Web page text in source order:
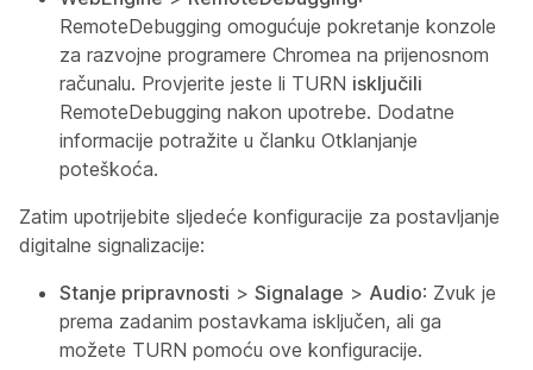
RemoteDebugging omogućuje pokretanje konzole
za razvojne programere Chromea na prijenosnom
računalu. Provjerite jeste li TURN isključili
RemoteDebugging nakon upotrebe. Dodatne
informacije potražite u članku Otklanjanje
poteškoća.
Zatim upotrijebite sljedeće konfiguracije za postavljanje
digitalne signalizacije:
Stanje pripravnosti > Signalage > Audio: Zvuk je
prema zadanim postavkama isključen, ali ga
možete TURN pomoću ove konfiguracije.